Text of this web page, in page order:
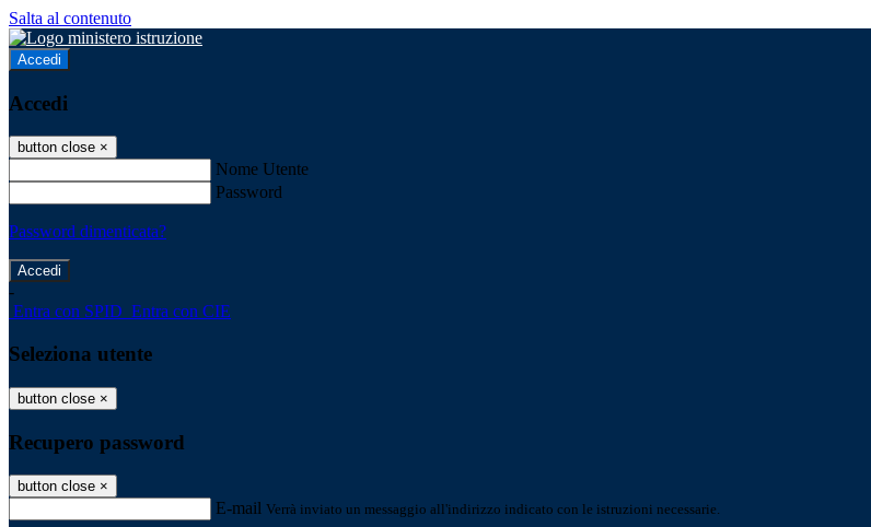
Salta al contenuto
Accedi
Accedi
button close ×
Nome Utente
Password
Password dimenticata?
-
Entra con SPID Entra con CIE
Seleziona utente
button close ×
Recupero password
button close ×
E-mail Verrà inviato un messaggio all'indirizzo indicato con le istruzioni necessarie.